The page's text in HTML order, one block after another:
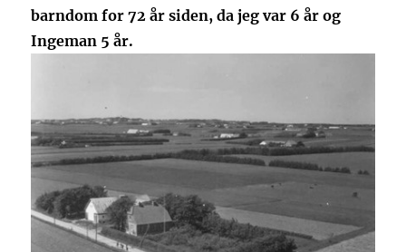
barndom for 72 år siden, da jeg var 6 år og
Ingeman 5 år.